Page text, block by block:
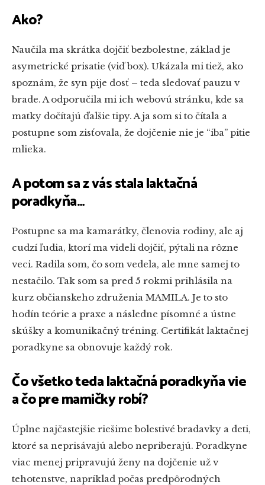
Ako?
Naučila ma skrátka dojčiť bezbolestne, základ je
asymetrické prisatie (viď box). Ukázala mi tiež, ako
spoznám, že syn pije dosť – teda sledovať pauzu v
brade. A odporučila mi ich webovú stránku, kde sa
matky dočítajú ďalšie tipy. A ja som si to čítala a
postupne som zisťovala, že dojčenie nie je “iba” pitie
mlieka.
A potom sa z vás stala laktačná
poradkyňa…
Postupne sa ma kamarátky, členovia rodiny, ale aj
cudzí ľudia, ktorí ma videli dojčiť, pýtali na rôzne
veci. Radila som, čo som vedela, ale mne samej to
nestačilo. Tak som sa pred 5 rokmi prihlásila na
kurz občianskeho združenia MAMILA. Je to sto
hodín teórie a praxe a následne písomné a ústne
skúšky a komunikačný tréning. Certifikát laktačnej
poradkyne sa obnovuje každý rok.
Čo všetko teda laktačná poradkyňa vie
a čo pre mamičky robí?
Úplne najčastejšie riešime bolestivé bradavky a deti,
ktoré sa neprisávajú alebo nepriberajú. Poradkyne
viac menej pripravujú ženy na dojčenie už v
tehotenstve, napríklad počas predpôrodných